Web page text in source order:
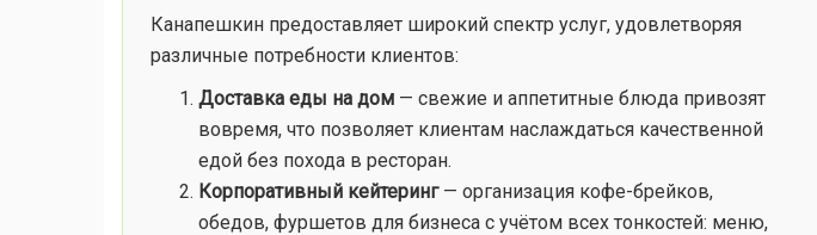
Канапешкин предоставляет широкий спектр услуг, удовлетворяя
различные потребности клиентов:
Доставка еды на дом — свежие и аппетитные блюда привозят
вовремя, что позволяет клиентам наслаждаться качественной
едой без похода в ресторан.
Корпоративный кейтеринг— организация кофе-брейков,
обедов, фуршетов для бизнеса с учётом всех тонкостей: меню,